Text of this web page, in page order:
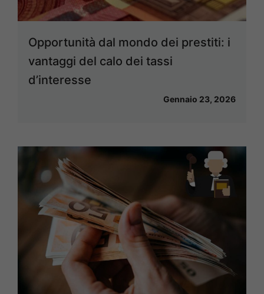
Opportunità dal mondo dei prestiti: i
vantaggi del calo dei tassi
d’interesse
Gennaio 23, 2026